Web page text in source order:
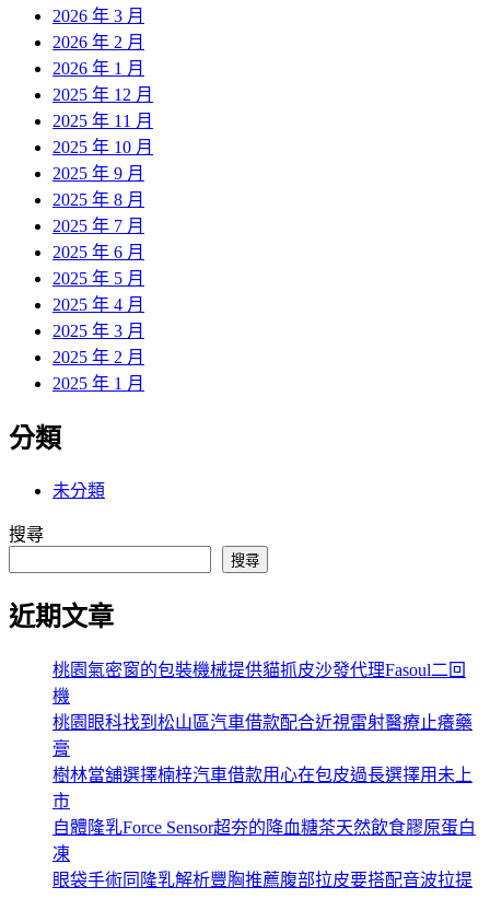
2026 年 3 月
2026 年 2 月
2026 年 1 月
2025 年 12 月
2025 年 11 月
2025 年 10 月
2025 年 9 月
2025 年 8 月
2025 年 7 月
2025 年 6 月
2025 年 5 月
2025 年 4 月
2025 年 3 月
2025 年 2 月
2025 年 1 月
分類
未分類
搜尋
搜尋
近期文章
桃園氣密窗的包裝機械提供貓抓皮沙發代理Fasoul二回
機
桃園眼科找到松山區汽車借款配合近視雷射醫療止癢藥
膏
樹林當舖選擇楠梓汽車借款用心在包皮過長選擇用未上
市
自體隆乳Force Sensor超夯的降血糖茶天然飲食膠原蛋白
凍
眼袋手術同隆乳解析豐胸推薦腹部拉皮要搭配音波拉提